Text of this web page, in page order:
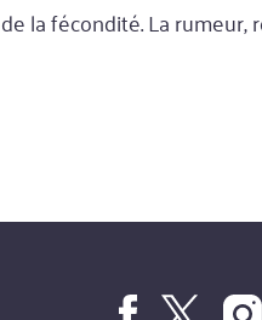
la fécondité. La rumeur,